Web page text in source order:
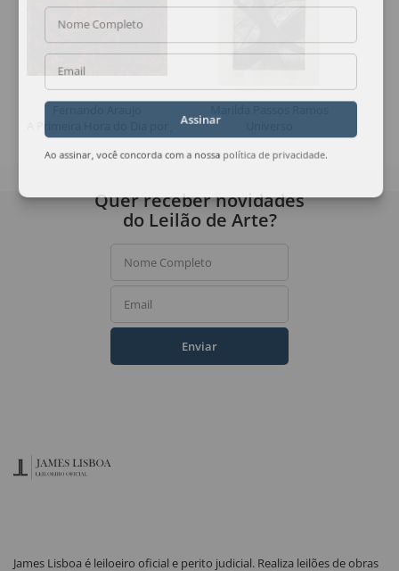
A Primeira Hora do Dia por Jacob
Nome Completo
Email
Assinar
Ao assinar, você concorda com a nossa política de privacidade
Quer receber novidades
do Leilão de Arte?
Nome Completo
Email
Enviar
James Lisboa é leiloeiro oficial e perito judicial. Realiza leilões de obras